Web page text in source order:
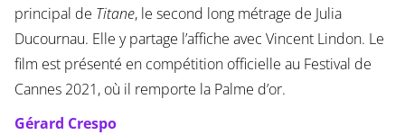
principal de Titane, le second long métrage de Julia
Ducournau. Elle y partage l’affiche avec Vincent Lindon. Le
film est présenté en compétition officielle au Festival de
Cannes 2021, où il remporte la Palme d’or.
Gérard Crespo